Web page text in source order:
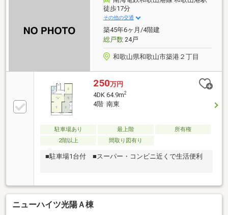
徒歩17分
その他の交通
築45年6ヶ月/4階建
総戸数24戸
和歌山県和歌山市築港２丁目
250万円
4DK 64.9m2
4階 南東
駐車場あり 最上階
所有権
2階以上
間取り図有り
■駐車場1台付 ■スーパー・コンビニ近くで生活便利
ニューハイツ光陽Ａ棟